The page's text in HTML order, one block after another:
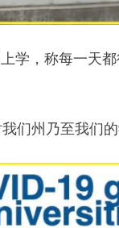
学，称每一天
们州乃至我们